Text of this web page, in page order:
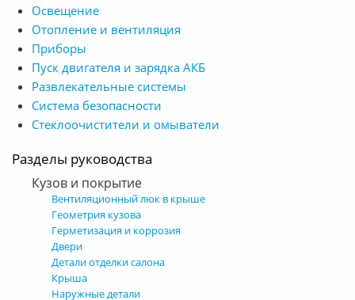
Освещение
Отопление и вентиляция
Приборы
Пуск двигателя и зарядка АКБ
Развлекательные системы
Система безопасности
Стеклоочистители и омыватели
Разделы руководства
Кузов и покрытие
Вентиляционный люк в крыше
Геометрия кузова
Герметизация и коррозия
Двери
Детали отделки салона
Крыша
Наружные детали